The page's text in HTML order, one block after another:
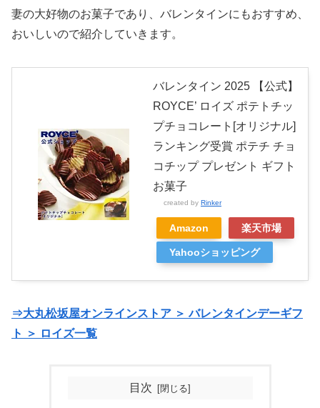
妻の大好物のお菓子であり、バレンタインにもおすすめ、
おいしいので紹介していきます。
バレンタイン 2025 【公式】
ROYCE’ ロイズ ポテトチッ
プチョコレート[オリジナル]
ランキング受賞 ポテチ チョ
コチップ プレゼント ギフト
お菓子
created by Rinker
Amazon 楽天市場
Yahooショッピング
⇒大丸松坂屋オンラインストア ＞ バレンタインデーギフ
ト ＞ ロイズ一覧
目次